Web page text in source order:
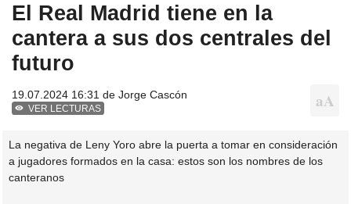
El Real Madrid tiene en la
cantera a sus dos centrales del
futuro
19.07.2024 16:31 de Jorge Cascón
VER LECTURAS
La negativa de Leny Yoro abre la puerta a tomar en consideración
a jugadores formados en la casa: estos son los nombres de los
canteranos